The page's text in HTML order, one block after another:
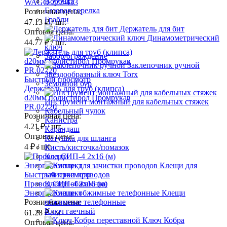
Газовая горелка
Грабли
Держатель для бит
Динамометрический
ключ
Забор/ограждение
Заклепочник ручной
Звездообразный ключ Torx
Земляной бур
Инструмент монтажный для кабельных стяжек
Кабельный чулок
Канистра
Карандаш
Катушка для шланга
Кисть/кисточка/помазок
Клещи
Клещи для
зачистки проводов
Клещи обжимные
Клещи
обжимные телефонные
Ключ гаечный
Ключ Кобра
WAGO 222-413
Розничная цена:
47.13 ₽/ шт.
Оптовая цена:
44.77 ₽/ шт.
Быстрый просмотр
Держатель для труб (клипса)
d20мм полистирол Промрукав
PR.02720
Розничная цена:
4.21 ₽/ шт.
Оптовая цена:
4 ₽/ шт.
Быстрый просмотр
Провод СИП-4 2х16 (м)
Энергокомплект
Розничная цена:
61.28 ₽/ м
Оптовая цена: